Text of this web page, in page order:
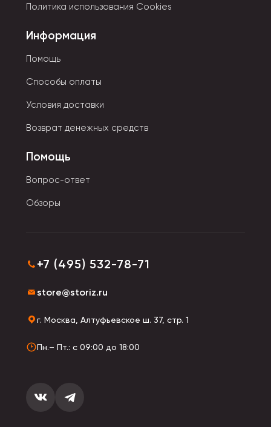
Политика использования Cookies
Информация
Помощь
Способы оплаты
Условия доставки
Возврат денежных средств
Помощь
Вопрос-ответ
Обзоры
+7 (495) 532-78-71
store@storiz.ru
г. Москва, Алтуфьевское ш. 37, стр. 1
Пн.– Пт.: с 09:00 до 18:00